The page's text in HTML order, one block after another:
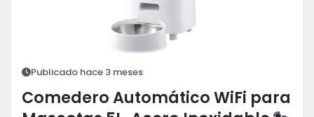
Publicado hace 3 meses
Comedero Automático WiFi para